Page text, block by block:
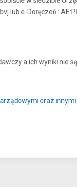
lub e-Doręczeń :
a ich wyniki nie
oraz